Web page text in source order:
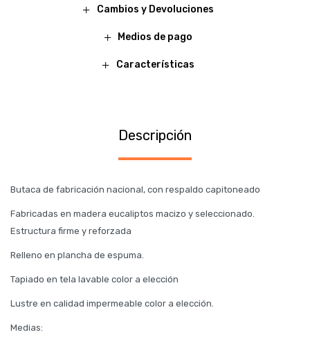
Cambios y Devoluciones
Medios de pago
Características
Descripción
Butaca de fabricación nacional, con respaldo capitoneado
Fabricadas en madera eucaliptos macizo y seleccionado.
Estructura firme y reforzada
Relleno en plancha de espuma.
Tapiado en tela lavable color a elección
Lustre en calidad impermeable color a elección.
Medias: